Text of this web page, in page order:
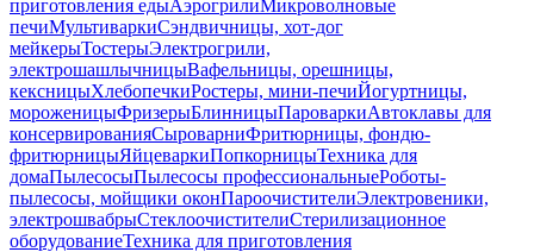
приготовления едыАэрогрилиМикроволновые
печиМультиваркиСэндвичницы, хот-дог
мейкерыТостерыЭлектрогрили,
электрошашлычницыВафельницы, орешницы,
кексницыХлебопечкиРостеры, мини-печиЙогуртницы,
мороженицыФризерыБлинницыПароваркиАвтоклавы для
консервированияСыроварниФритюрницы, фондю-
фритюрницыЯйцеваркиПопкорницыТехника для
домаПылесосыПылесосы профессиональныеРоботы-
пылесосы, мойщики оконПароочистителиЭлектровеники,
электрошвабрыСтеклоочистителиСтерилизационное
оборудованиеТехника для приготовления